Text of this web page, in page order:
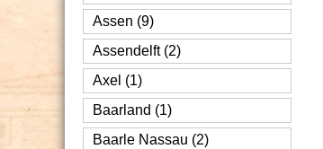
Assen (9)
Assendelft (2)
Axel (1)
Baarland (1)
Baarle Nassau (2)